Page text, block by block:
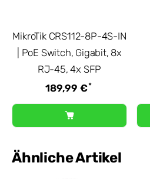
MikroTik CRS112-8P-4S-IN
| PoE Switch, Gigabit, 8x
RJ-45, 4x SFP
189,99 €*
Ähnliche Artikel